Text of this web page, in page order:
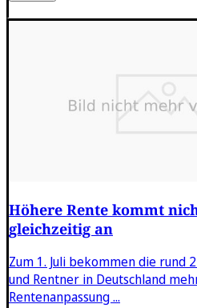
Höhere Rente kommt
gleichzeitig an
Zum 1. Juli bekommen die rund
und Rentner in Deutschland
Rentenanpassung ...